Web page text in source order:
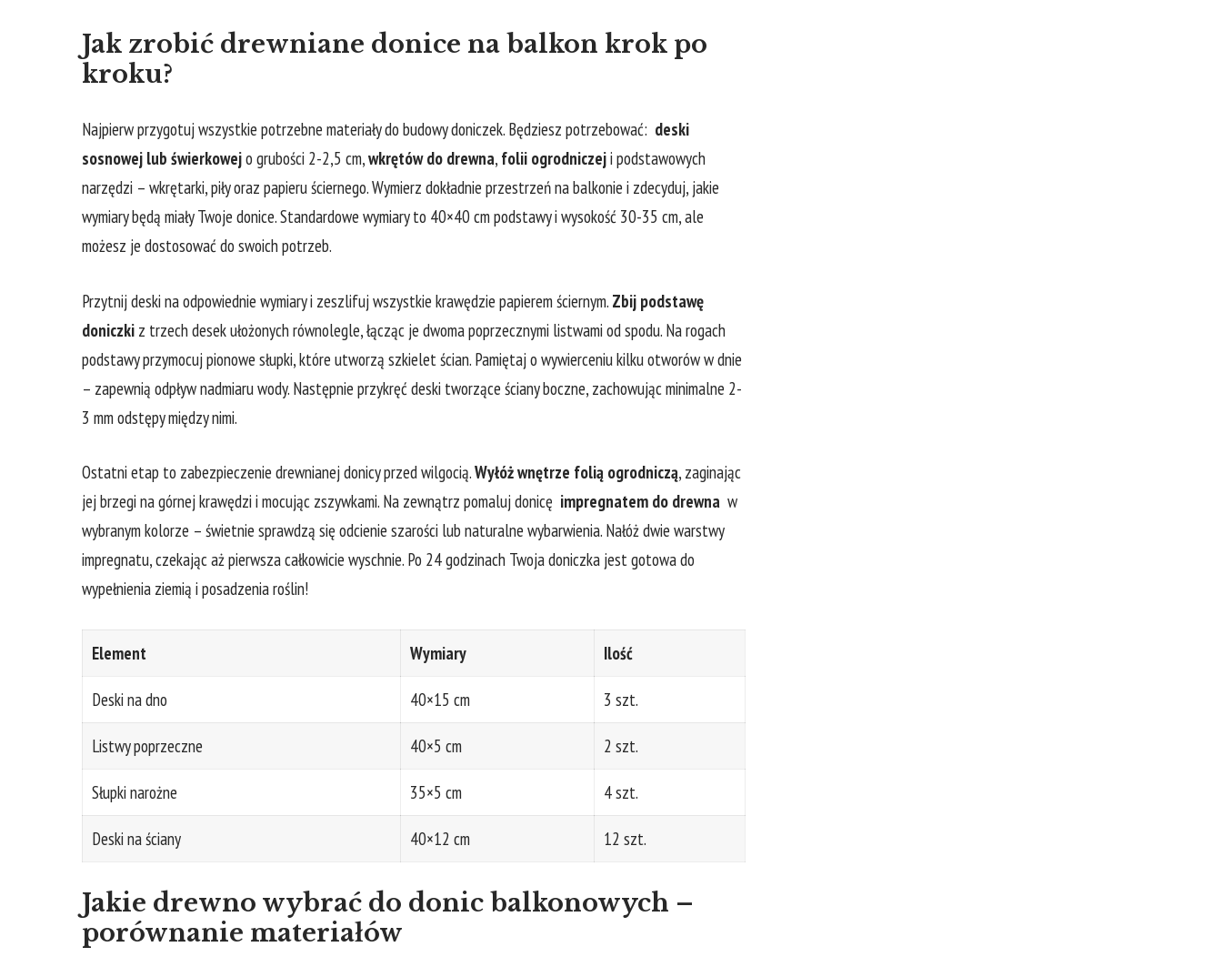
Jak zrobić drewniane‌ donice⁣ na balkon krok ⁣po
kroku?
Najpierw ⁤przygotuj wszystkie potrzebne ⁣materiały do⁢ budowy doniczek. Będziesz potrzebować: ​ deski
sosnowej​ lub ⁤świerkowejo grubości 2-2,5 cm,​wkrętów do drewna, folii‍ ogrodniczeji podstawowych
narzędzi – wkrętarki, piły oraz papieru​ ściernego. Wymierz dokładnie przestrzeń na‌ balkonie i zdecyduj, jakie⁤
wymiary będą miały Twoje donice. Standardowe⁤ wymiary to ⁣40×40 cm ⁢podstawy i wysokość 30-35 cm, ale
możesz je dostosować do ⁢swoich potrzeb.
Przytnij deski⁣ na‍ odpowiednie⁢ wymiary i⁢ zeszlifuj wszystkie krawędzie papierem⁢ ściernym. Zbij podstawę
doniczki z trzech desek ułożonych równolegle, łącząc ⁣je dwoma poprzecznymi listwami od ‍spodu. Na rogach
podstawy przymocuj pionowe słupki, które utworzą szkielet ścian. Pamiętaj ​o wywierceniu kilku otworów w‍ dnie⁤
– ⁢zapewnią odpływ⁤ nadmiaru ‍wody. Następnie przykręć deski tworzące⁣ ściany boczne, zachowując minimalne 2-
3 mm ‍odstępy między nimi.
Ostatni‌ etap ​to zabezpieczenie ‌drewnianej⁢ donicy przed wilgocią.Wyłóż wnętrze folią ogrodniczą, zaginając
jej‌ brzegi na górnej krawędzi i mocując ​zszywkami.⁤ Na zewnątrz pomaluj donicę ‍ impregnatem do⁢ drewna ‌ w
wybranym kolorze – świetnie sprawdzą się odcienie szarości lub naturalne wybarwienia. ⁢Nałóż dwie warstwy
⁢impregnatu,​ czekając aż ⁢pierwsza całkowicie⁣ wyschnie. Po 24 godzinach Twoja ⁢doniczka jest⁤ gotowa do
wypełnienia ziemią i posadzenia⁣ roślin!
Element Wymiary Ilość
Deski ‍na dno 40×15 cm 3 ‌szt.
Listwy ⁢poprzeczne 40×5 cm 2 szt.
Słupki​ narożne 35×5 cm 4 szt.
Deski na ściany 40×12 cm 12 szt.
Jakie drewno wybrać do⁣ donic balkonowych –
porównanie materiałów